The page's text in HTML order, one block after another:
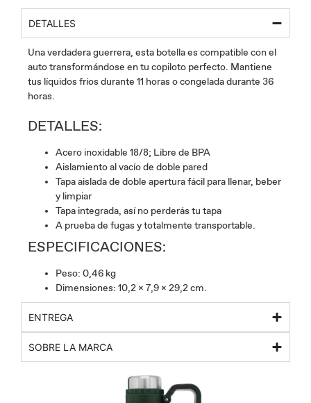
DETALLES
Una verdadera guerrera, esta botella es compatible con el
auto transformándose en tu copiloto perfecto. Mantiene
tus líquidos fríos durante 11 horas o congelada durante 36
horas.
DETALLES:
Acero inoxidable 18/8; Libre de BPA
Aislamiento al vacío de doble pared
Tapa aislada de doble apertura fácil para llenar, beber
y limpiar
Tapa integrada, así no perderás tu tapa
A prueba de fugas y totalmente transportable.
ESPECIFICACIONES:
Peso: 0,46 kg
Dimensiones: 10,2 x 7,9 x 29,2 cm.
ENTREGA
SOBRE LA MARCA